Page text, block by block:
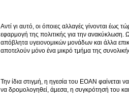
Αντί γι αυτό, οι όποιες αλλαγές γίνονται έως
εφαρμογή της πολιτικής για την ανακύκλωση.
απόβλητα υγειονομικών μονάδων και άλλα
αποτελούν μόνο ένα μικρό τμήμα της
Την ίδια στιγμή, η ηγεσία του ΕΟΑΝ φαίνεται
να δρομολογηθεί, άμεσα, η συγκρότησή του